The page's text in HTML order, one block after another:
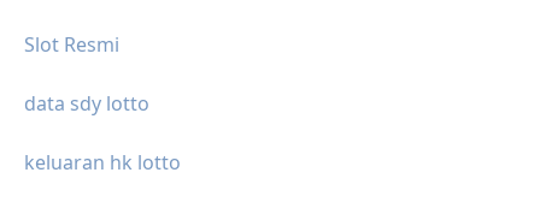
Slot Resmi
data sdy lotto
keluaran hk lotto